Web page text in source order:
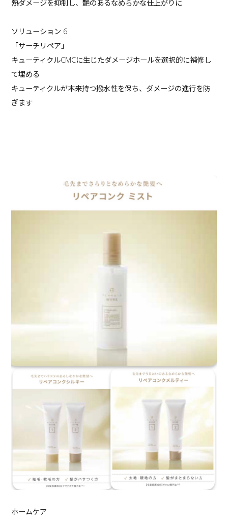
熱ダメージを抑制し、艶のあるなめらかな仕上がりに
ソリューション 6
「サーチリペア」
キューティクルCMCに生じたダメージホールを選択的に補修し
て埋める
キューティクルが本来持つ撥水性を保ち、ダメージの進行を防
ぎます
ホームケア